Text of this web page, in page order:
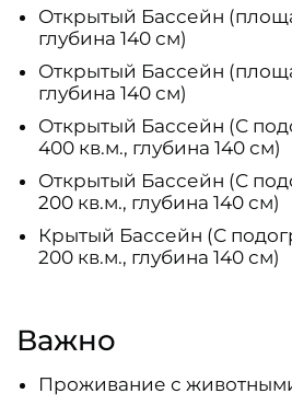
Открытый Бассейн
глубина 140 см)
Открытый Бассейн
глубина 140 см)
Открытый Бассейн (С
400 кв.м., глубина 140 см)
Открытый Бассейн (С
200 кв.м., глубина 140 см)
Крытый Бассейн (С
200 кв.м., глубина 140 см)
Важно
Проживание с